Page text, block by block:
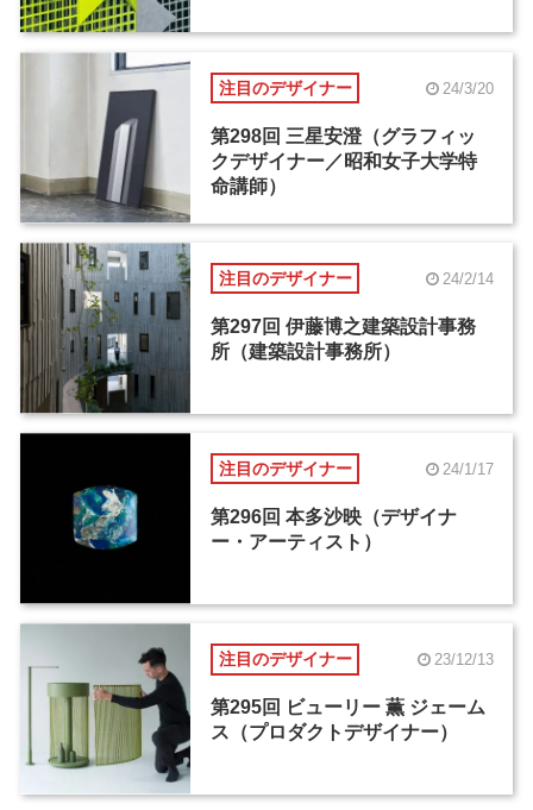
注目のデザイナー 24/3/20
第298回 三星安澄（グラフィッ
クデザイナー／昭和女子大学特
命講師）
注目のデザイナー 24/2/14
第297回 伊藤博之建築設計事務
所（建築設計事務所）
注目のデザイナー 24/1/17
第296回 本多沙映（デザイナ
ー・アーティスト）
注目のデザイナー 23/12/13
第295回 ビューリー 薫 ジェーム
ス（プロダクトデザイナー）